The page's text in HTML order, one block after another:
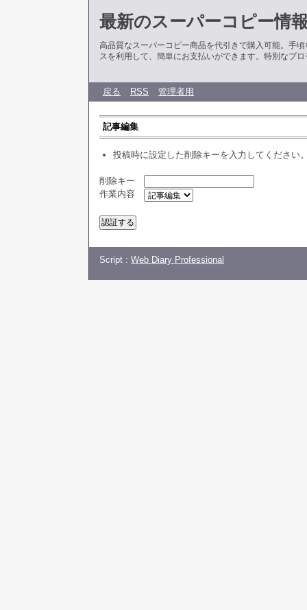
最新のスーパーコピー情
高品質なスーパーコピー商品を代引きで購入可能。手
スを利用して、簡単にお支払いができます。特別なプ
戻る RSS 管理者用
記事編集
投稿時に設定した削除キーを入力してください
削除キー
作業内容
Script : Web Diary Professional